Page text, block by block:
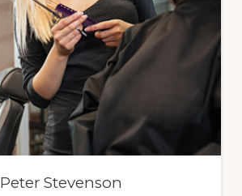
Peter Stevenson